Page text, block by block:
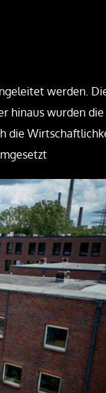
werden.
hinaus wurden die
die